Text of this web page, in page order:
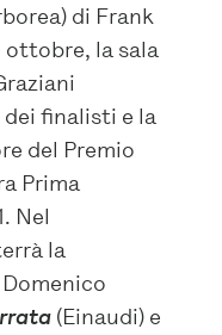
di Frank
ottobre, la sala
finalisti e la
del Premio
Prima
Nel
la
(Einaudi) e